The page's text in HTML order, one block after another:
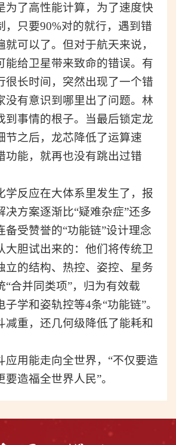
为了高性能计算，为了速度快
，只要90%对的就行，遇到错
就可以了。但对于航天来说，
能给卫星带来致命的错误。有
很长时间，突然出现了一个错
没有意识到哪里出了问题。林
到事情的根子。当最后锁定龙
节之后，龙芯降低了运算速
功能，就再也没有跳出过错
学反应在大体系里发生了 ， 报
决方案逐渐比“疑难杂症”还多
备受赞誉的“功能链”设计理念
大胆试出来的：他们将传统卫
立的结构、热控、姿控、星务
“合并同类项”，归为有效载
学和姿轨控等4条“功能链”。
减重，还几何级降低了能耗和
应用能走向全世界，“不仅要造
造福全世界人民”。